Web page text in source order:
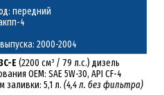
передний
4
2000-2004
E (2200 см³ / 79 л.с.) дизель
ОЕМ: SAE 5W-30, API CF-4
заливки: 5,1 л. (4,4 л. без фильтра)